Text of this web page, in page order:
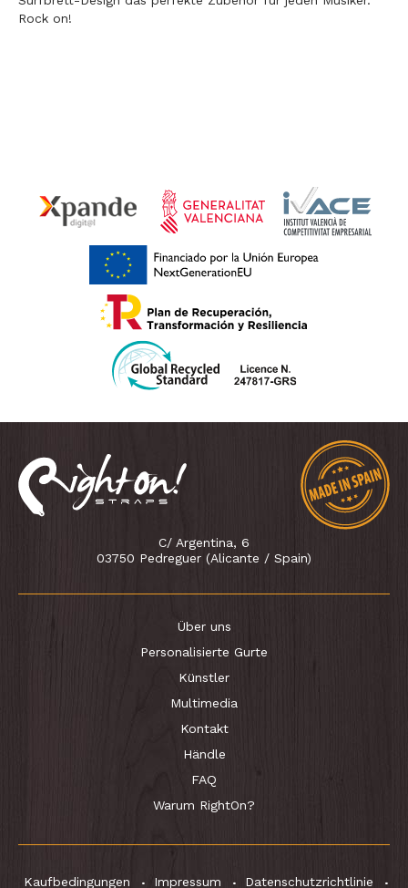
Rock on!
C/ Argentina, 6
03750 Pedreguer (Alicante / Spain)
Über uns
Personalisierte Gurte
Künstler
Multimedia
Kontakt
Händle
FAQ
Warum RightOn?
Kaufbedingungen Impressum Datenschutzrichtlinie